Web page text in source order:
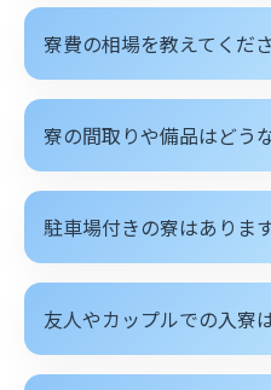
寮費の相場を教えてくださ
寮の間取りや備品はどう
駐車場付きの寮はありま
友人やカップルでの入寮